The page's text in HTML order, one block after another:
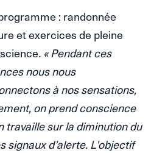
: randonnée
et exercices de pleine
. « Pendant ces
nous nous
à nos sensations,
on prend conscience
travaille sur la diminution du
d’alerte. L’objectif